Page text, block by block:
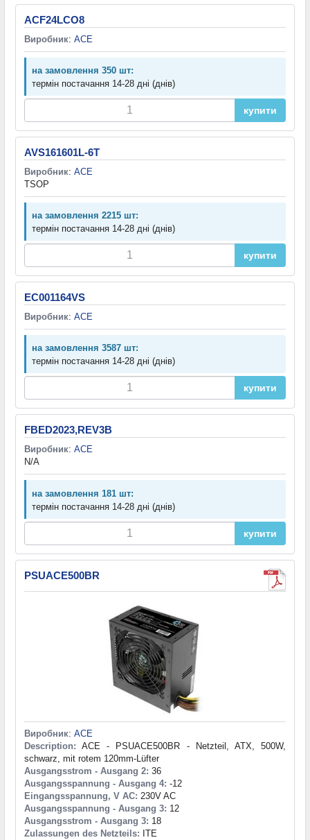
ACF24LCO8
Виробник: ACE
на замовлення 350 шт:
термін постачання 14-28 дні (днів)
купити
AVS161601L-6T
Виробник: ACE
TSOP
на замовлення 2215 шт:
термін постачання 14-28 дні (днів)
купити
EC001164VS
Виробник: ACE
на замовлення 3587 шт:
термін постачання 14-28 дні (днів)
купити
FBED2023,REV3B
Виробник: ACE
N/A
на замовлення 181 шт:
термін постачання 14-28 дні (днів)
купити
PSUACE500BR
Виробник: ACE
Description: ACE - PSUACE500BR - Netzteil, ATX, 500W,
schwarz, mit rotem 120mm-Lüfter
Ausgangsstrom - Ausgang 2: 36
Ausgangsspannung - Ausgang 4: -12
Eingangsspannung, V AC: 230V AC
Ausgangsspannung - Ausgang 3: 12
Ausgangsstrom - Ausgang 3: 18
Zulassungen des Netzteils: ITE